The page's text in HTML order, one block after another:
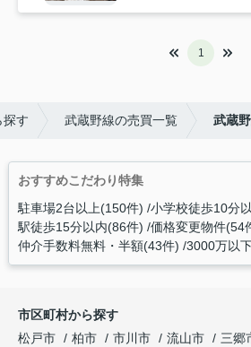
1
探す 武蔵野線の売買一覧 武蔵
おすすめこだわり特集
駐車場2台以上(150件) 小学校徒歩10分
駅徒歩15分以内(86件) 価格変更物件(54
仲介手数料無料・半額(43件) 3000万以
市区町村から探す
松戸市
柏市 市川市 流山市 三郷